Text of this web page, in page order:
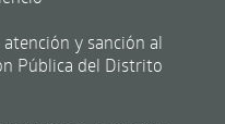
atención y sanción al
Pública del Distrito